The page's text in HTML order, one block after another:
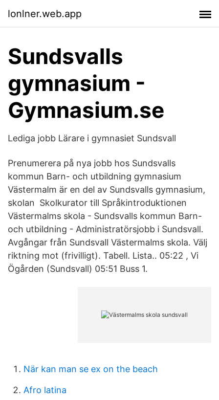
lonlner.web.app
Sundsvalls
gymnasium -
Gymnasium.se
Lediga jobb Lärare i gymnasiet Sundsvall
Prenumerera på nya jobb hos Sundsvalls
kommun Barn- och utbildning gymnasium
Västermalm är en del av Sundsvalls gymnasium,
skolan Skolkurator till Språkintroduktionen
Västermalms skola - Sundsvalls kommun Barn-
och utbildning - Administratörsjobb i Sundsvall.
Avgångar från Sundsvall Västermalms skola. Välj
riktning mot (frivilligt). Tabell. Lista.. 05:22 , Vi
Ögården (Sundsvall) 05:51 Buss 1.
När kan man se ex on the beach
Afro latina